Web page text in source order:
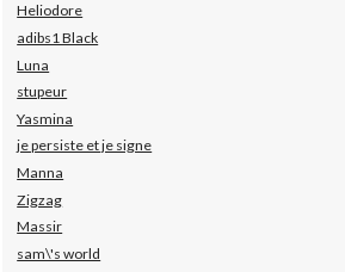
Heliodore
adibs1 Black
Luna
stupeur
Yasmina
je persiste et je signe
Manna
Zigzag
Massir
sam\'s world